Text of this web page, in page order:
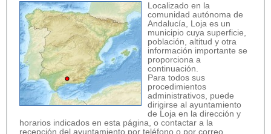
Localizado en la
comunidad autónoma de
Andalucía, Loja es un
municipio cuya superficie,
población, altitud y otra
información importante se
proporciona a
continuación.
Para todos sus
procedimientos
administrativos, puede
dirigirse al ayuntamiento
de Loja en la dirección y
horarios indicados en esta página, o contactar a la
recepción del ayuntamiento por teléfono o por correo